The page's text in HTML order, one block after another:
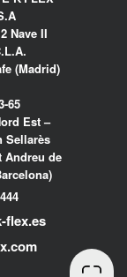
Nave II
(Madrid)
65
Est –
Sellarès
Andreu de
flex.es